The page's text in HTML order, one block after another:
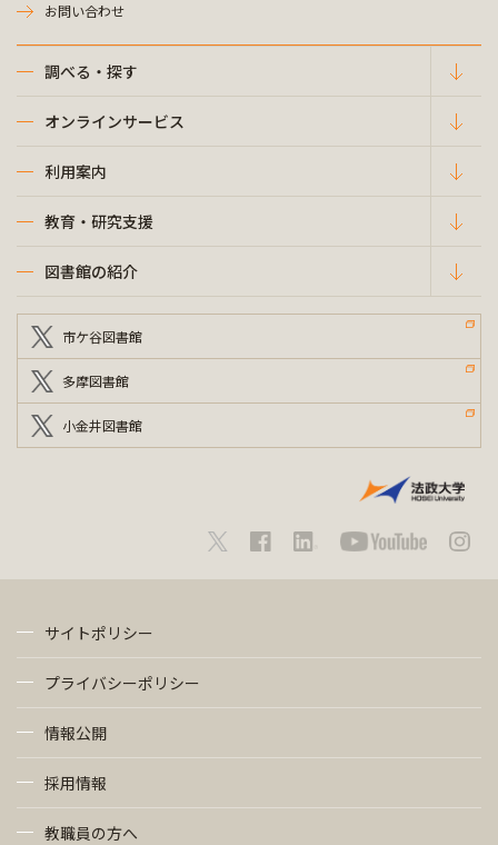
お問い合わせ
調べる・探す
オンラインサービス
利用案内
教育・研究支援
図書館の紹介
市ケ谷図書館
多摩図書館
小金井図書館
サイトポリシー
プライバシーポリシー
情報公開
採用情報
教職員の方へ